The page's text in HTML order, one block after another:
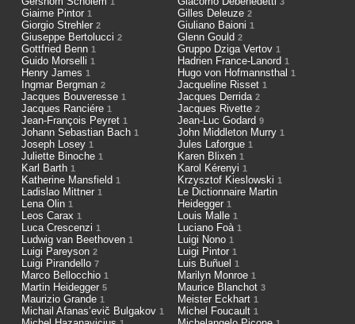
1 3
Giaime Pintor 1 Gilles Deleuze 2
Giorgio Strehler 2 Giuliano Baioni 1
Giuseppe Bertolucci 2 Glenn Gould 2
Gottfried Benn 1 Gruppo Dziga Vertov 1
Guido Morselli 1 Hadrien France-Lanord 1
Henry James 1 Hugo von Hofmannsthal 1
Ingmar Bergman 2 Jacqueline Risset 1
Jacques Bouveresse 1 Jacques Derrida 2
Jacques Ranciére 1 Jacques Rivette 2
Jean-François Peyret 1 Jean-Luc Godard 9
Johann Sebastian Bach 1 John Middleton Murry 1
Joseph Losey 1 Jules Laforgue 1
Juliette Binoche 1 Karen Blixen 1
Karl Barth 1 Karol Kérenyi 1
Katherine Mansfield 1 Krzysztof Kieslowski 1
Ladislao Mittner 1
Le Dictionnaire Martin
Heidegger 1
Lena Olin 1
Leos Carax 1 Louis Malle 1
Luca Crescenzi 1 Luciano Foà 1
Ludwig van Beethoven 1 Luigi Nono 1
Luigi Pareyson 2 Luigi Pintor 1
Luigi Pirandello 7 Luis Buñuel 1
Marco Bellocchio 1 Marilyn Monroe 1
Martin Heidegger 5 Maurice Blanchot 3
Maurizio Grande 1 Meister Eckhart 1
Michail Afanas’evič Bulgakov 1 Michel Foucault 1